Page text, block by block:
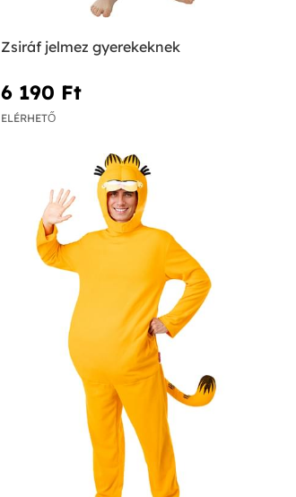
Zsiráf jelmez gyerekeknek
6 190 Ft‎
ELÉRHETŐ